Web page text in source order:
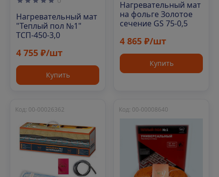
Нагревательный мат
"Теплый пол №1"
ТСП-450-3,0
4 755 ₽/шт
Купить
Нагревательный мат
на фольге Золотое
сечение GS 75-0,5
4 865 ₽/шт
Купить
Код: 00-00026362 Код: 00-00008640